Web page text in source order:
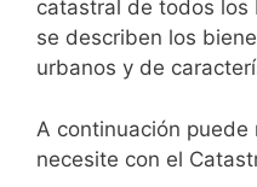
catastral de todos los
se describen los
urbanos y de
A continuación
necesite con el